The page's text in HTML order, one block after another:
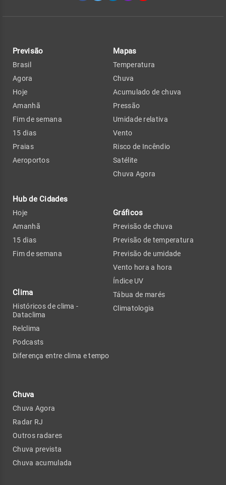
Previsão
Brasil
Agora
Hoje
Amanhã
Fim de semana
15 dias
Praias
Aeroportos
Hub de Cidades
Hoje
Amanhã
15 dias
Fim de semana
Clima
Históricos de clima -
Dataclima
Relclima
Podcasts
Diferença entre clima e tempo
Chuva
Chuva Agora
Radar RJ
Outros radares
Chuva prevista
Chuva acumulada
Mapas
Temperatura
Chuva
Acumulado de chuva
Pressão
Umidade relativa
Vento
Risco de Incêndio
Satélite
Chuva Agora
Gráficos
Previsão de chuva
Previsão de temperatura
Previsão de umidade
Vento hora a hora
Índice UV
Tábua de marés
Climatologia